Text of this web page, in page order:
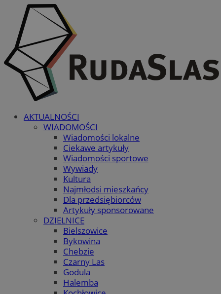
AKTUALNOŚCI
WIADOMOŚCI
Wiadomości lokalne
Ciekawe artykuły
Wiadomości sportowe
Wywiady
Kultura
Najmłodsi mieszkańcy
Dla przedsiębiorców
Artykuły sponsorowane
DZIELNICE
Bielszowice
Bykowina
Chebzie
Czarny Las
Godula
Halemba